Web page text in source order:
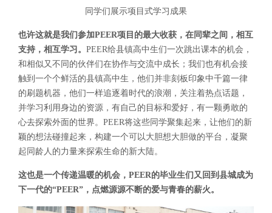
同学们展示项目式学习成果
也许这就是我们参加PEER项目的最大收获，在同辈之间，相互
支持，相互学习。 PEER给县镇高中生们一次跳出课本的机会，
和相似又不同的伙伴们在协作与交流中成长；我们也有机会接
触到一个个鲜活的县镇高中生，他们并非刻板印象中千篇一律
的刷题机器，他们一样追逐着时代的浪潮，关注着热点话题，
并学习利用身边的资源，有自己的目标和爱好，有一颗勇敢的
心去探索外面的世界。PEER将这些同学聚集起来，让他们的新
颖的想法碰撞起来，构建一个可以大胆想大胆做的平台，凝聚
起同龄人的力量来探索生命的新大陆。
这也是一个传递温暖的机会，PEER的毕业生们又回到县城成为
下一代的“PEER”，点燃源源不断的爱与青春的薪火。